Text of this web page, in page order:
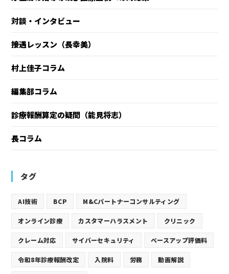
対談・インタビュー
接遇レッスン（長幸美）
村上佳子コラム
編集部コラム
診療報酬算定の疑問（能見将志）
長コラム
タグ
AI技術 BCP M&Cパートナーコンサルティング
オンライン診療 カスタマーハラスメント クリニック
クレーム対応 サイバーセキュリティ ベースアップ評価料
令和8年診療報酬改定 入院料 労務 動画解説